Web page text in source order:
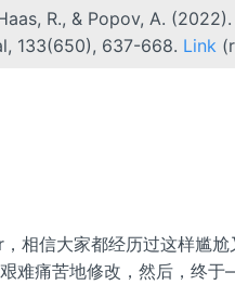
R., & Popov, A.
133(650), 637-668. Link
相信大家都经历过这样尴
难痛苦地修改，然后，终